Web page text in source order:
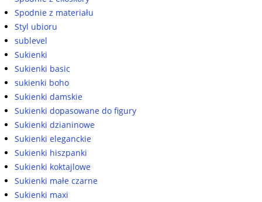
Spodnie z materiału
Styl ubioru
sublevel
Sukienki
Sukienki basic
sukienki boho
Sukienki damskie
Sukienki dopasowane do figury
Sukienki dzianinowe
Sukienki eleganckie
Sukienki hiszpanki
Sukienki koktajlowe
Sukienki małe czarne
Sukienki maxi